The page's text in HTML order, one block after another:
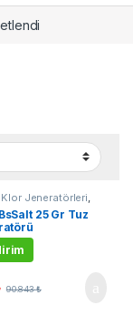
Jeneratörleri,
25 Gr Tuz
90.843₺